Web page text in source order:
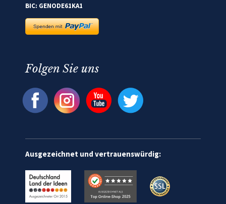
BIC: GENODE61KA1
Folgen Sie uns
Ausgezeichnet und vertrauenswürdig: